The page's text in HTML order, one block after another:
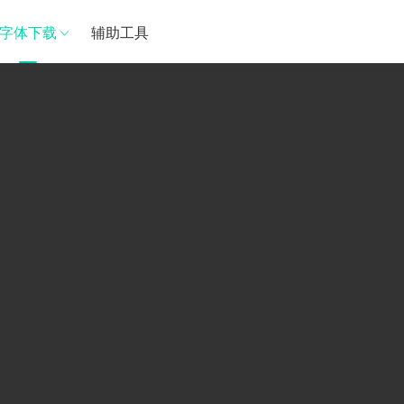
字体下载 辅助工具